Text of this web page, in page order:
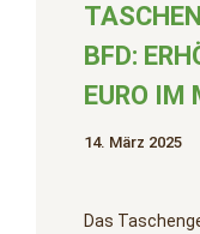
BFD:
EURO IM
14. März 2025
Das